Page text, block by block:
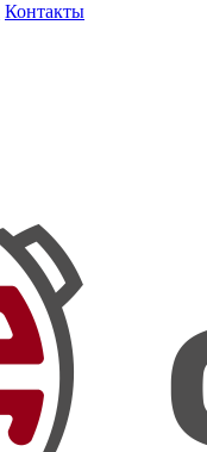
Контакты